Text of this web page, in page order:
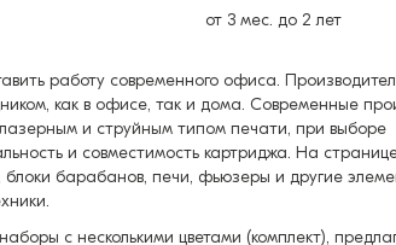
от 3 мес. до 2 лет
работу современного офиса.
как в офисе, так и дома. Современные
и струйным типом печати, при выборе
и совместимость картриджа. На
барабанов, печи, фьюзеры и другие
с несколькими цветами (комплект),